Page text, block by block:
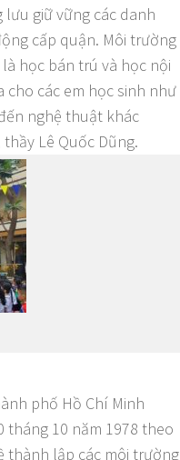
giữ vững các danh
cấp quận. Môi trường
học bán trú và học nội
các em học sinh như
nghệ thuật khác
Lê Quốc Dũng.
phố Hồ Chí Minh
tháng 10 năm 1978 theo
thành lập các môi trường